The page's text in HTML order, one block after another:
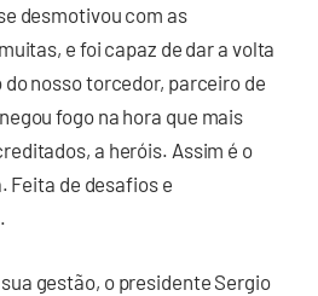
desmotivou com as
e foi capaz de dar a volta
do nosso torcedor, parceiro de
fogo na hora que mais
a heróis. Assim é o
Feita de desafios e
gestão, o presidente Sergio